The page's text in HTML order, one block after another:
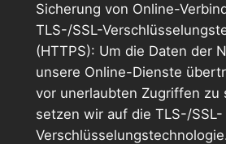
Sicherung von Online-
TLS-/SSL-
(HTTPS): Um die Daten der
unsere Online-Dienste
vor unerlaubten Zugriffen zu
setzen wir auf die TLS-/SSL-